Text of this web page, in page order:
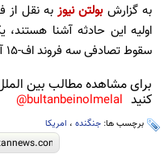
به گزارشبولتن نیوزبه نقل از
سقوط تصادفی سه فروند اف-۱۵ آمریکایی در روز یکشنبه بوده است.
برای مشاهده مطالب بین
کنید bultanbeinolmelal@
برچسب ها: جنگنده ، امریکا